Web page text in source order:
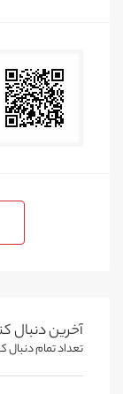
آخرین دنبال
تعداد تمام دنبال